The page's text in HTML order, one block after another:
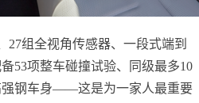
27组全视角传感器、一段式端到
53项整车碰撞试验、同级最多10
强钢车身——这是为一家人最重要